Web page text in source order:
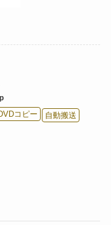
コピー
自動搬送